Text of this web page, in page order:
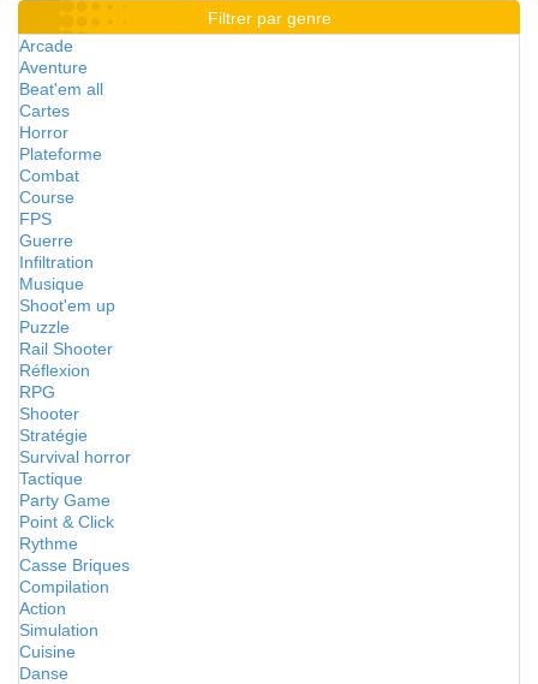
Filtrer par genre
Arcade
Aventure
Beat'em all
Cartes
Horror
Plateforme
Combat
Course
FPS
Guerre
Infiltration
Musique
Shoot'em up
Puzzle
Rail Shooter
Réflexion
RPG
Shooter
Stratégie
Survival horror
Tactique
Party Game
Point & Click
Rythme
Casse Briques
Compilation
Action
Simulation
Cuisine
Danse